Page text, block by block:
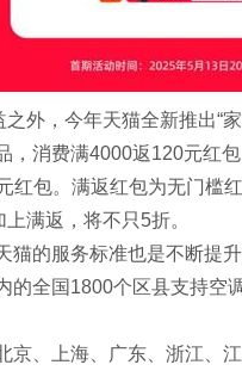
外，今年天猫全新推出“
，消费满4000返120元红
红包。满返红包为无门槛
满返，将不只5折。
猫的服务标准也是不断提
的全国1800个区县支持空
京、上海、广东、浙江、